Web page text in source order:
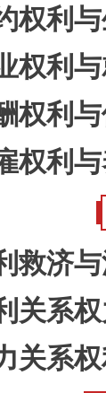
权利
权利
权利
权利
救济
关系
关系